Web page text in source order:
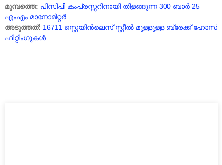
മുമ്പത്തെ: പിസിപി കംപ്രസ്സറിനായി തിളങ്ങുന്ന 300 ബാർ 25
എംഎം മാനോമീറ്റർ
അടുത്തത്: 16711 സ്റ്റെയിൻ‌ലെസ് സ്റ്റീൽ മുള്ളുള്ള ബ്രേക്ക് ഹോസ്
ഫിറ്റിംഗുകൾ